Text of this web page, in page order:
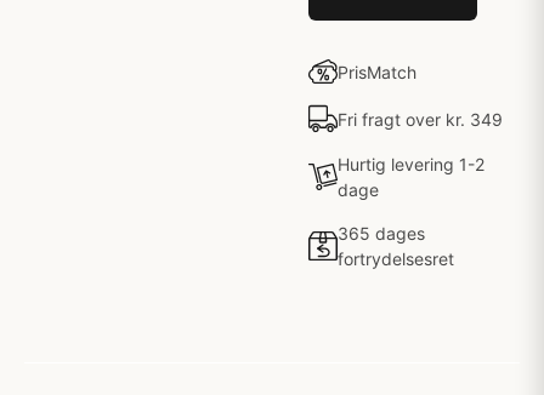
PrisMatch
Fri fragt over kr. 349
Hurtig levering 1-2
dage
365 dages
fortrydelsesret